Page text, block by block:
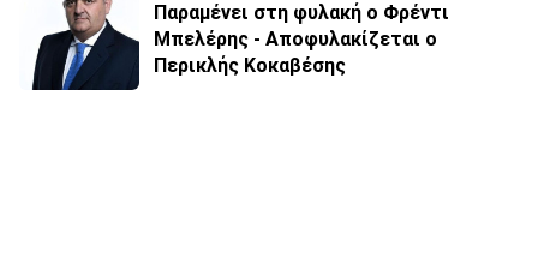
Παραμένει στη φυλακή ο Φρέντι
Μπελέρης - Αποφυλακίζεται ο
Περικλής Κοκαβέσης